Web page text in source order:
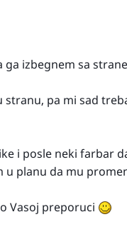
izbegnem sa
pa mi sad
i posle neki farbar
u planu da mu
Vasoj preporuci